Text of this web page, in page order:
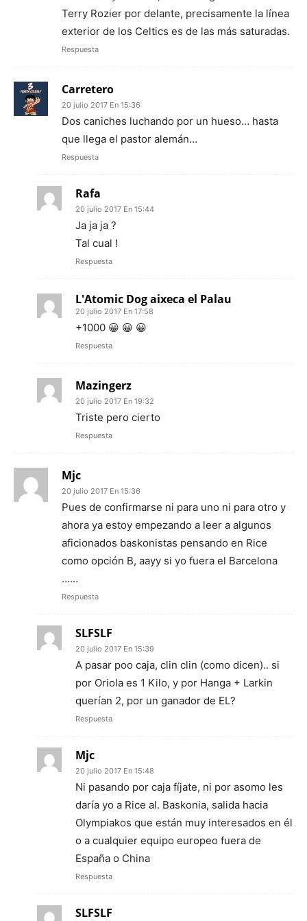
Terry Rozier por delante, precisamente la línea
exterior de los Celtics es de las más saturadas.
Respuesta
Carretero
20 julio 2017 En 15:36
Dos caniches luchando por un hueso… hasta
que llega el pastor alemán…
Respuesta
Rafa
20 julio 2017 En 15:44
Ja ja ja ?
Tal cual !
Respuesta
L'Atomic Dog aixeca el Palau
20 julio 2017 En 17:58
+1000 😀 😀 😀
Respuesta
Mazingerz
20 julio 2017 En 19:32
Triste pero cierto
Respuesta
Mjc
20 julio 2017 En 15:36
Pues de confirmarse ni para uno ni para otro y
ahora ya estoy empezando a leer a algunos
aficionados baskonistas pensando en Rice
como opción B, aayy si yo fuera el Barcelona
……
Respuesta
SLFSLF
20 julio 2017 En 15:39
A pasar poo caja, clin clin (como dicen).. si
por Oriola es 1 Kilo, y por Hanga + Larkin
querían 2, por un ganador de EL?
Respuesta
Mjc
20 julio 2017 En 15:48
Ni pasando por caja fíjate, ni por asomo les
daría yo a Rice al. Baskonia, salida hacia
Olympiakos que están muy interesados en él
o a cualquier equipo europeo fuera de
España o China
Respuesta
SLFSLF